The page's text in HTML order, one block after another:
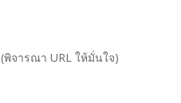
พิจารณา URL ให้มั่นใจ)